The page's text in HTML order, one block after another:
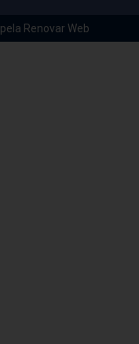
pela Renovar Web